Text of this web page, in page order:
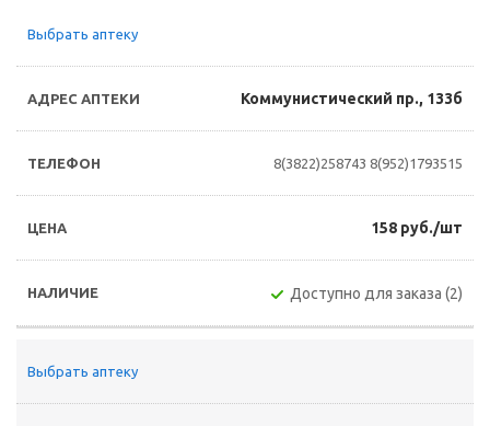
Выбрать аптеку
Коммунистический пр., 133б
8(3822)258743 8(952)1793515
158 руб./шт
Доступно для заказа (2)
Выбрать аптеку